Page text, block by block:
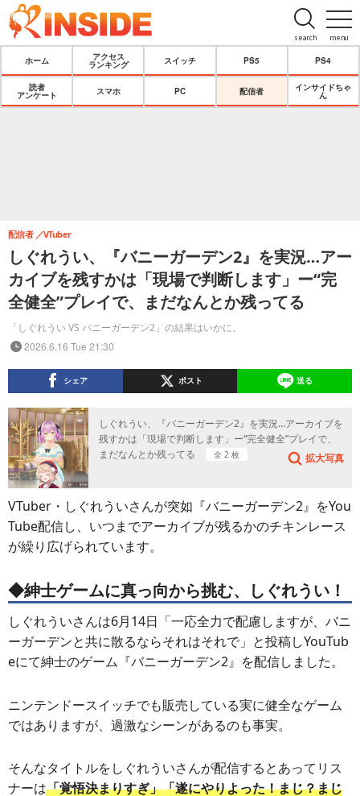
menu
search
ホーム
アクセス
ランキング
スイッチ PS5 PS4
読者
アンケート
スマホ PC 配信者
インサイドちゃ
ん
しぐれうい、『バニーガーデン2』を実況…アー
カイブを残すかは「現場で判断します」ー“完
全健全”プレイで、まだなんとか残ってる
「しぐれうい VS バニーガーデン2」の結果はいかに。
配信者 VTuber
2026.6.16 Tue 21:30
シェア ポスト 送る
しぐれうい、『バニーガーデン2』を実況…アーカイブを
残すかは「現場で判断します」ー“完全健全”プレイで、
まだなんとか残ってる
全 2 枚 拡大写真
VTuber・しぐれういさんが突如『バニーガーデン2』をYou
Tube配信し、いつまでアーカイブが残るかのチキンレース
が繰り広げられています。
◆紳士ゲームに真っ向から挑む、しぐれうい！
しぐれういさんは6月14日「一応全力で配慮しますが、バニ
ーガーデンと共に散るならそれはそれで」と投稿しYouTub
eにて紳士のゲーム『バニーガーデン2』を配信しました。
ニンテンドースイッチでも販売している実に健全なゲーム
ではありますが、過激なシーンがあるのも事実。
そんなタイトルをしぐれういさんが配信するとあってリス
ナーは「覚悟決まりすぎ」「遂にやりよった！まじ？まじ